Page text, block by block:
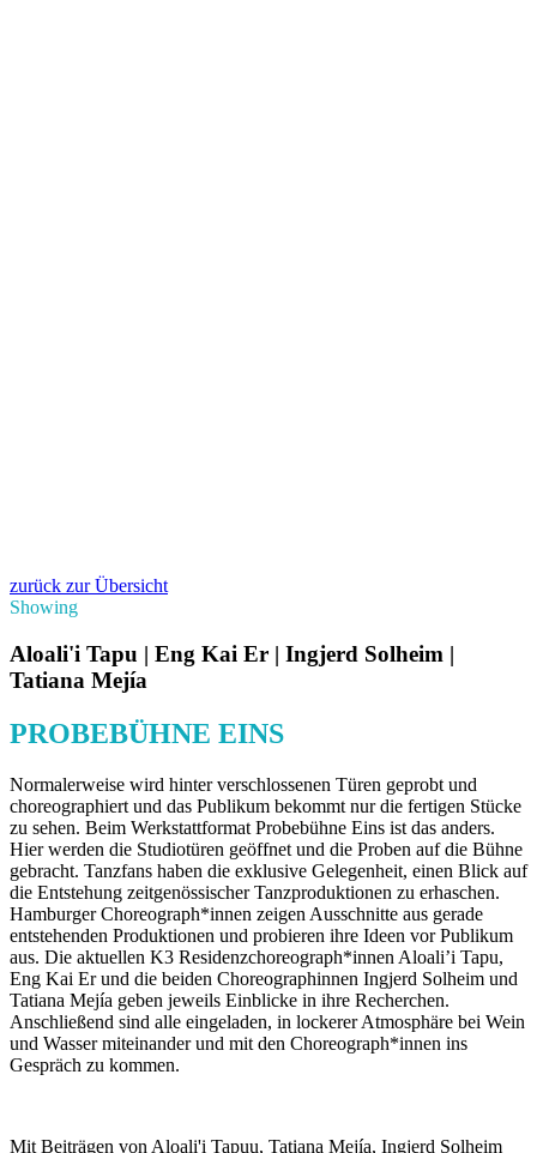
zurück zur Übersicht
Showing
Aloali'i Tapu | Eng Kai Er | Ingjerd Solheim |
Tatiana Mejía
PROBEBÜHNE EINS
Normalerweise wird hinter verschlossenen Türen geprobt und
choreographiert und das Publikum bekommt nur die fertigen Stücke
zu sehen. Beim Werkstattformat Probebühne Eins ist das anders.
Hier werden die Studiotüren geöffnet und die Proben auf die Bühne
gebracht. Tanzfans haben die exklusive Gelegenheit, einen Blick auf
die Entstehung zeitgenössischer Tanzproduktionen zu erhaschen.
Hamburger Choreograph*innen zeigen Ausschnitte aus gerade
entstehenden Produktionen und probieren ihre Ideen vor Publikum
aus. Die aktuellen K3 Residenzchoreograph*innen Aloali’i Tapu,
Eng Kai Er und die beiden Choreographinnen Ingjerd Solheim und
Tatiana Mejía geben jeweils Einblicke in ihre Recherchen.
Anschließend sind alle eingeladen, in lockerer Atmosphäre bei Wein
und Wasser miteinander und mit den Choreograph*innen ins
Gespräch zu kommen.
Mit Beiträgen von Aloali'i Tapuu, Tatiana Mejía, Ingjerd Solheim